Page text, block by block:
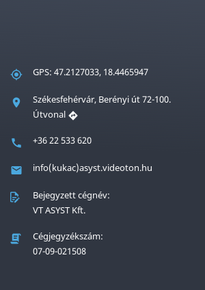
GPS: 47.2127033, 18.4465947
Székesfehérvár, Berényi út 72-100.
Útvonal
+36 22 533 620
info(kukac)asyst.videoton.hu
Bejegyzett cégnév:
VT ASYST Kft.
Cégjegyzékszám:
07-09-021508